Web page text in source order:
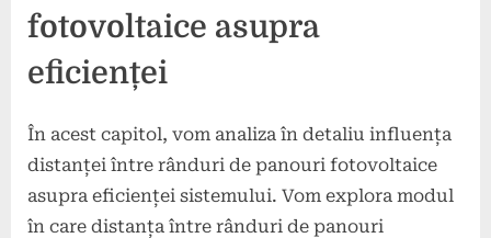
fotovoltaice asupra
eficienței
În acest capitol, vom analiza în detaliu influența
distanței între rânduri de panouri fotovoltaice
asupra eficienței sistemului. Vom explora modul
în care distanța între rânduri de panouri